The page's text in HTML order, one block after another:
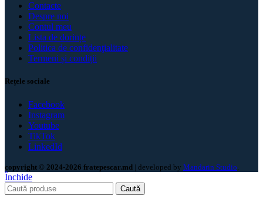
Contacte
Despre noi
Contul meu
Lista de dorințe
Politica de confidenţialitate
Termeni și condiții
Rețele sociale
Facebook
Instagram
Youtube
TikTok
LinkedId
copyright © 2024-2026 fratepescar.md | developed by Mandarin Studio
Închide
Caută